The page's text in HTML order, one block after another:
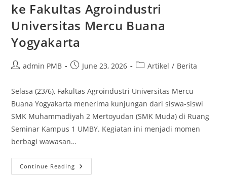
ke Fakultas Agroindustri
Universitas Mercu Buana
Yogyakarta
Postadmin PMB
PostJune 23, 2026
PostArtikel / Berita
Selasa (23/6), Fakultas Agroindustri Universitas Mercu
Buana Yogyakarta menerima kunjungan dari siswa-siswi
SMK Muhammadiyah 2 Mertoyudan (SMK Muda) di Ruang
Seminar Kampus 1 UMBY. Kegiatan ini menjadi momen
berbagi wawasan…
Continue Reading Kunjungan
Edukasi